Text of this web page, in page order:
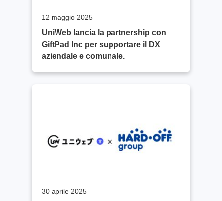
12 maggio 2025
UniWeb lancia la partnership con
GiftPad Inc per supportare il DX
aziendale e comunale.
30 aprile 2025